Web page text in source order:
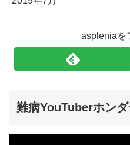
aspleniaを
難病YouTuberホン